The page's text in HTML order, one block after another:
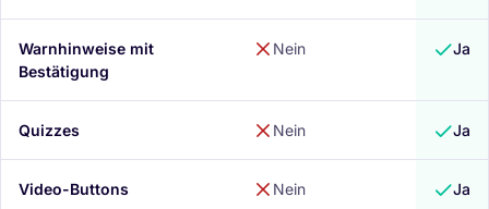
Warnhinweise mit
Bestätigung
Nein Ja
Quizzes Nein Ja
Video-Buttons Nein Ja